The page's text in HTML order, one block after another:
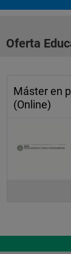
Oferta
Máster en
(Online)